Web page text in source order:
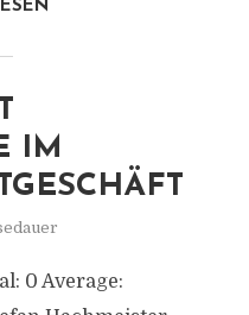
IM
0 Average: